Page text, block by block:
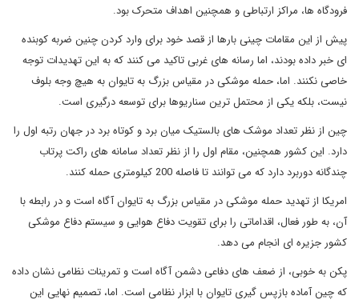
فرودگاه ها، مراکز ارتباطی و همچنین اهداف متحرک بود.
پیش از این مقامات چینی بارها از قصد خود برای وارد کردن چنین ضربه کوبنده
ای خبر داده بودند، اما رسانه های غربی تاکید می کنند که به این تهدیدات توجه
خاصی نکنند. اما، حمله موشکی در مقیاس بزرگ به تایوان به هیچ وجه بلوف
نیست، بلکه یکی از محتمل ترین سناریوها برای توسعه درگیری است.
چین از نظر تعداد موشک های بالستیک میان برد و کوتاه برد در جهان رتبه اول را
دارد. این کشور همچنین، مقام اول را از نظر تعداد سامانه های راکت پرتاب
چندگانه دوربرد دارد که می توانند تا فاصله 200 کیلومتری حمله کنند.
امریکا از تهدید حمله موشکی در مقیاس بزرگ به تایوان آگاه است و در رابطه با
آن، به طور فعال، اقداماتی را برای تقویت دفاع هوایی و سیستم دفاع موشکی
کشور جزیره ای انجام می دهد.
پکن به خوبی، از ضعف های دفاعی دشمن آگاه است و تمرینات نظامی نشان داده
که چین آماده بازپس گیری تایوان با ابزار نظامی است. اما، تصمیم نهایی این